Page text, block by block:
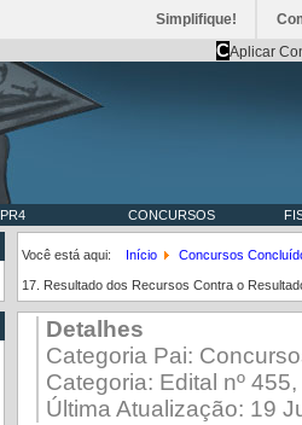
Simplifique!
CAplicar
PR4 CONCURSOS
Você está aqui: Início Concursos
17. Resultado dos Recursos Contra o
Detalhes
Categoria Pai:
Categoria: Edital nº
Última Atualização: 19